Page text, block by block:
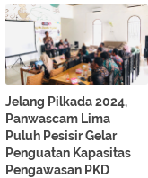
Jelang Pilkada 2024,
Panwascam Lima
Puluh Pesisir Gelar
Penguatan Kapasitas
Pengawasan PKD